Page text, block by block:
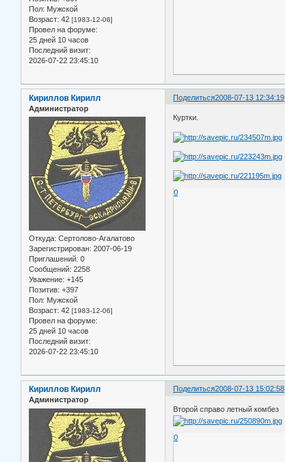
Пол: Мужской
Возраст: 42 [1983-12-06]
Провел на форуме:
25 дней 10 часов
Последний визит:
2026-07-22 23:45:10
Поделиться2008-07-13 12:34:19
Кириллов Кирилл
Администратор
Откуда: Сертолово-Агалатово
Зарегистрирован: 2007-06-19
Приглашений: 0
Сообщений: 2258
Уважение: +145
Позитив: +397
Пол: Мужской
Возраст: 42 [1983-12-06]
Провел на форуме:
25 дней 10 часов
Последний визит:
2026-07-22 23:45:10
Куртки.
0
Поделиться2008-07-13 15:02:58
Кириллов Кирилл
Администратор
Второй справо летный комбез
0